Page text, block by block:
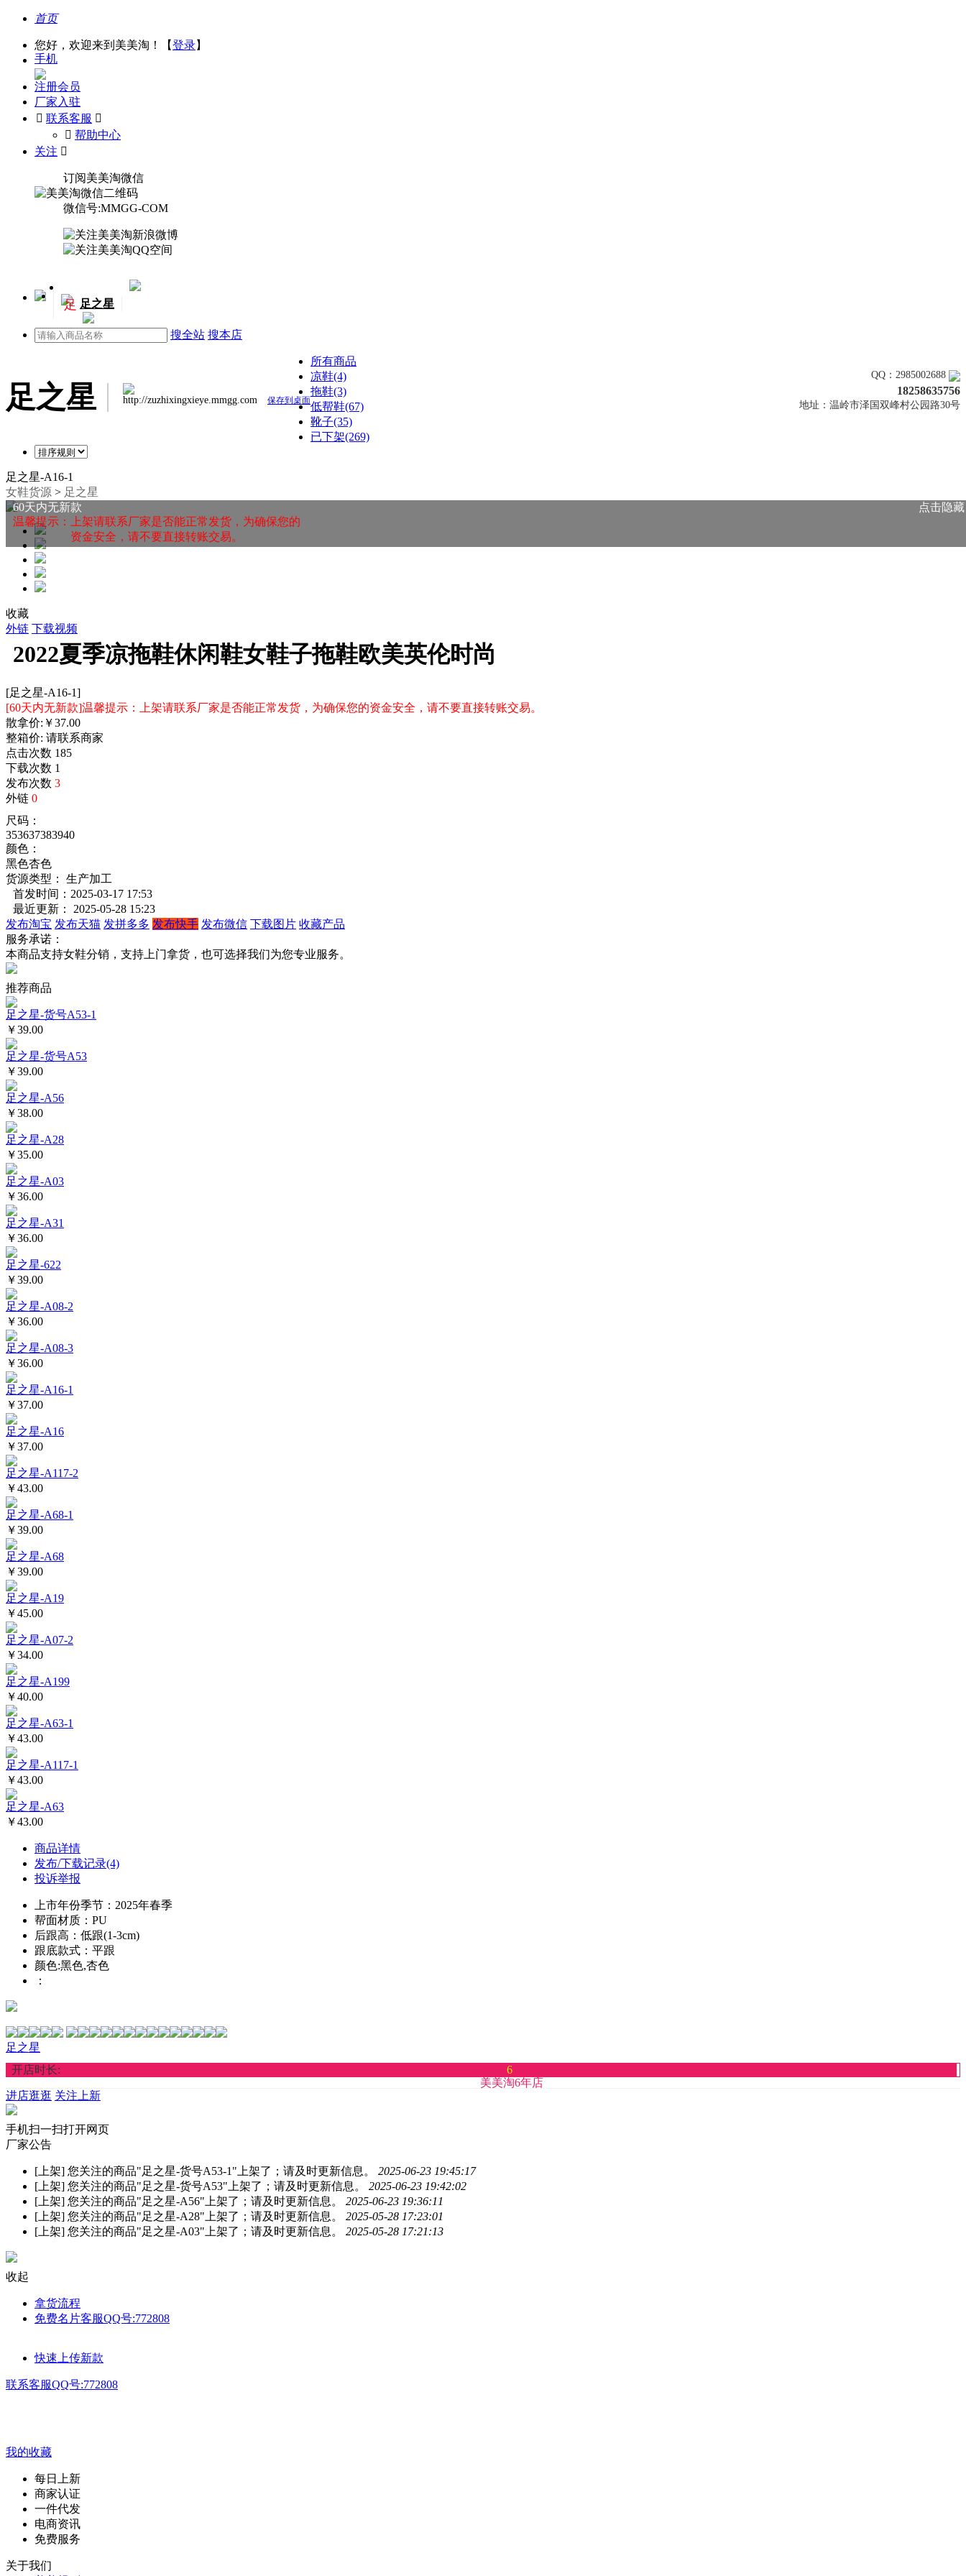
首页
您好，欢迎来到美美淘！【登录】
手机
注册会员
厂家入驻
 联系客服 
󰅃 帮助中心
关注 
订阅美美淘微信
微信号:MMGG-COM
足 足之星
搜全站 搜本店
足之星 http://zuzhixingxieye.mmgg.com 保存到桌面
QQ：2985002688
18258635756
地址：温岭市泽国双峰村公园路30号
所有商品
凉鞋(4)
拖鞋(3)
低帮鞋(67)
靴子(35)
已下架(269)
足之星-A16-1
女鞋货源 > 足之星
60天内无新款
点击隐藏
温馨提示：上架请联系厂家是否能正常发货，为确保您的
资金安全，请不要直接转账交易。
收藏
外链 下载视频
2022夏季凉拖鞋休闲鞋女鞋子拖鞋欧美英伦时尚
[足之星-A16-1]
[60天内无新款]温馨提示：上架请联系厂家是否能正常发货，为确保您的资金安全，请不要直接转账交易。
散拿价: ￥37.00
整箱价: 请联系商家
点击次数 185
下载次数 1
发布次数 3
外链 0
尺码：
353637383940
颜色：
黑色杏色
货源类型： 生产加工
首发时间：2025-03-17 17:53
最近更新： 2025-05-28 15:23
发布淘宝 发布天猫 发拼多多 发布快手 发布微信 下载图片 收藏产品
服务承诺：
本商品支持女鞋分销，支持上门拿货，也可选择我们为您专业服务。
推荐商品
足之星-货号A53-1
￥39.00
足之星-货号A53
￥39.00
足之星-A56
￥38.00
足之星-A28
￥35.00
足之星-A03
￥36.00
足之星-A31
￥36.00
足之星-622
￥39.00
足之星-A08-2
￥36.00
足之星-A08-3
￥36.00
足之星-A16-1
￥37.00
足之星-A16
￥37.00
足之星-A117-2
￥43.00
足之星-A68-1
￥39.00
足之星-A68
￥39.00
足之星-A19
￥45.00
足之星-A07-2
￥34.00
足之星-A199
￥40.00
足之星-A63-1
￥43.00
足之星-A117-1
￥43.00
足之星-A63
￥43.00
商品详情
发布/下载记录(4)
投诉举报
上市年份季节：2025年春季
帮面材质：PU
后跟高：低跟(1-3cm)
跟底款式：平跟
颜色:黑色,杏色
：
足之星
开店时长:
6
美美淘6年店
进店逛逛 关注上新
手机扫一扫打开网页
厂家公告
[上架] 您关注的商品"足之星-货号A53-1"上架了；请及时更新信息。 2025-06-23 19:45:17
[上架] 您关注的商品"足之星-货号A53"上架了；请及时更新信息。 2025-06-23 19:42:02
[上架] 您关注的商品"足之星-A56"上架了；请及时更新信息。 2025-06-23 19:36:11
[上架] 您关注的商品"足之星-A28"上架了；请及时更新信息。 2025-05-28 17:23:01
[上架] 您关注的商品"足之星-A03"上架了；请及时更新信息。 2025-05-28 17:21:13
收起
拿货流程
免费名片客服QQ号:772808
快速上传新款
联系客服QQ号:772808
我的收藏
每日上新
商家认证
一件代发
电商资讯
免费服务
关于我们